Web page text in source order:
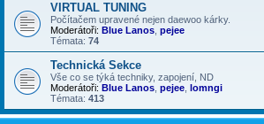
VIRTUAL TUNING
Počítačem upravené nejen daewoo kárky.
Moderátoři: Blue Lanos pejee
Témata: 74
Technická Sekce
Vše co se týká techniky, zapojení, ND
Moderátoři: Blue Lanos pejee lomngi
Témata: 413